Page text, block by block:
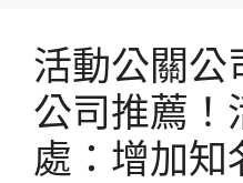
活動公關公
公司推薦！
處：增加知